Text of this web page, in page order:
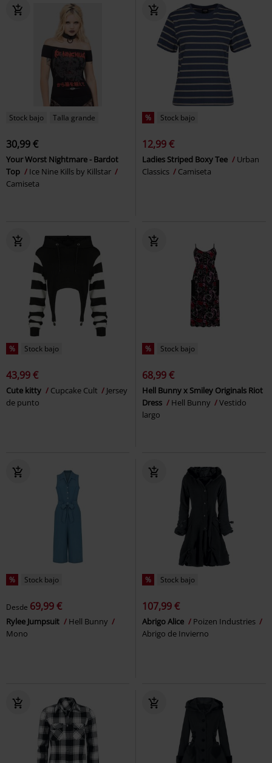
Stock bajo Talla grande
30,99 €
Your Worst Nightmare - Bardot
Top
Ice Nine Kills by Killstar
Camiseta
% Stock bajo
12,99 €
Ladies Striped Boxy Tee
Urban
Classics
Camiseta
% Stock bajo
43,99 €
Cute kitty Cupcake Cult
Jersey
de punto
% Stock bajo
68,99 €
Hell Bunny x Smiley Originals Riot
Dress
Hell Bunny
Vestido
largo
% Stock bajo
Desde 69,99 €
Rylee Jumpsuit
Hell Bunny
Mono
% Stock bajo
107,99 €
Abrigo Alice
Poizen Industries
Abrigo de Invierno